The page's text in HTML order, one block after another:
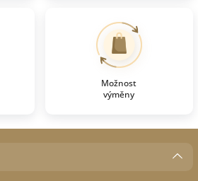
Možnost
výměny